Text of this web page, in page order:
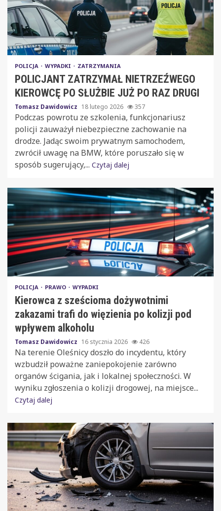
POLICJA WYPADKI ZATRZYMANIA
POLICJANT ZATRZYMAŁ NIETRZEŹWEGO
KIEROWCĘ PO SŁUŻBIE JUŻ PO RAZ DRUGI
Tomasz Dawidowicz 18 lutego 2026 357
Podczas powrotu ze szkolenia, funkcjonariusz
policji zauważył niebezpieczne zachowanie na
drodze. Jadąc swoim prywatnym samochodem,
zwrócił uwagę na BMW, które poruszało się w
sposób sugerujący,... Czytaj dalej
POLICJA PRAWO WYPADKI
Kierowca z sześcioma dożywotnimi
zakazami trafi do więzienia po kolizji pod
wpływem alkoholu
Tomasz Dawidowicz 16 stycznia 2026 426
Na terenie Oleśnicy doszło do incydentu, który
wzbudził poważne zaniepokojenie zarówno
organów ścigania, jak i lokalnej społeczności. W
wyniku zgłoszenia o kolizji drogowej, na miejsce...
Czytaj dalej